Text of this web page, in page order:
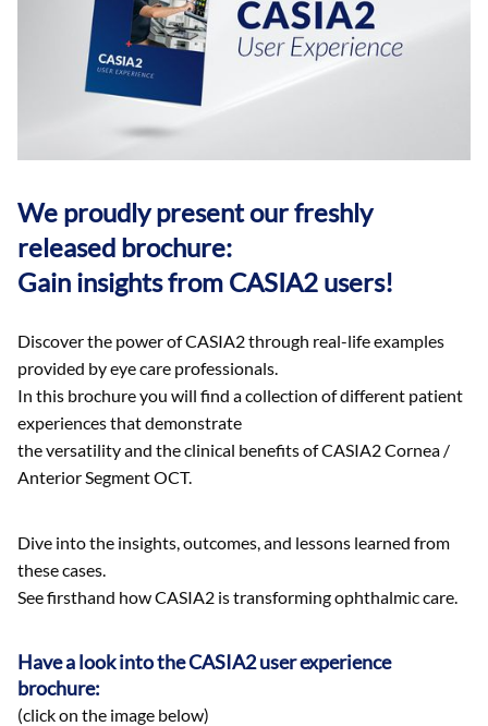
We proudly present our freshly
released brochure:
Gain insights from CASIA2 users!
Discover the power of CASIA2 through real-life examples
provided by eye care professionals.
In this brochure you will find a collection of different patient
experiences that demonstrate
the versatility and the clinical benefits of CASIA2 Cornea /
Anterior Segment OCT.
Dive into the insights, outcomes, and lessons learned from
these cases.
See firsthand how CASIA2 is transforming ophthalmic care.
Have a look into the CASIA2 user experience
brochure:
(click on the image below)